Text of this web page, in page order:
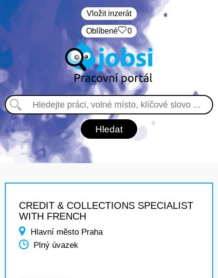
Vložit inzerát
Oblíbené 0
CREDIT & COLLECTIONS SPECIALIST
WITH FRENCH
Hlavní město Praha
Plný úvazek